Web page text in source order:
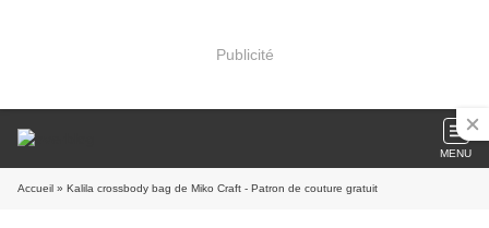
Publicité
MENU
Accueil » Kalila crossbody bag de Miko Craft - Patron de couture gratuit